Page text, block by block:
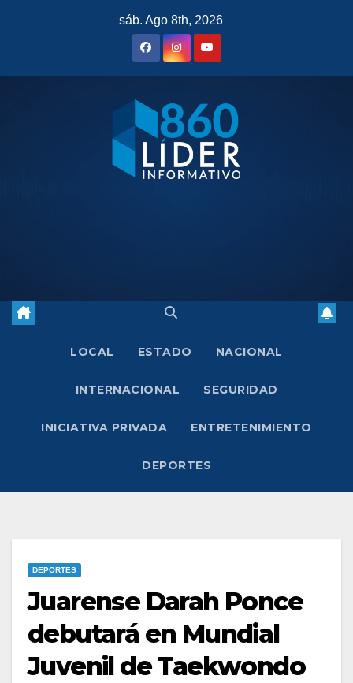
sáb. Ago 8th, 2026
LOCAL ESTADO NACIONAL
INTERNACIONAL SEGURIDAD
INICIATIVA PRIVADA ENTRETENIMIENTO
DEPORTES
DEPORTES
Juarense Darah Ponce
debutará en Mundial
Juvenil de Taekwondo